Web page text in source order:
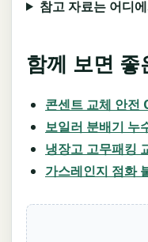
참고 자료는 어디
함께 보면 좋
콘센트 교체 안전
보일러 분배기 누
냉장고 고무패킹
가스레인지 점화